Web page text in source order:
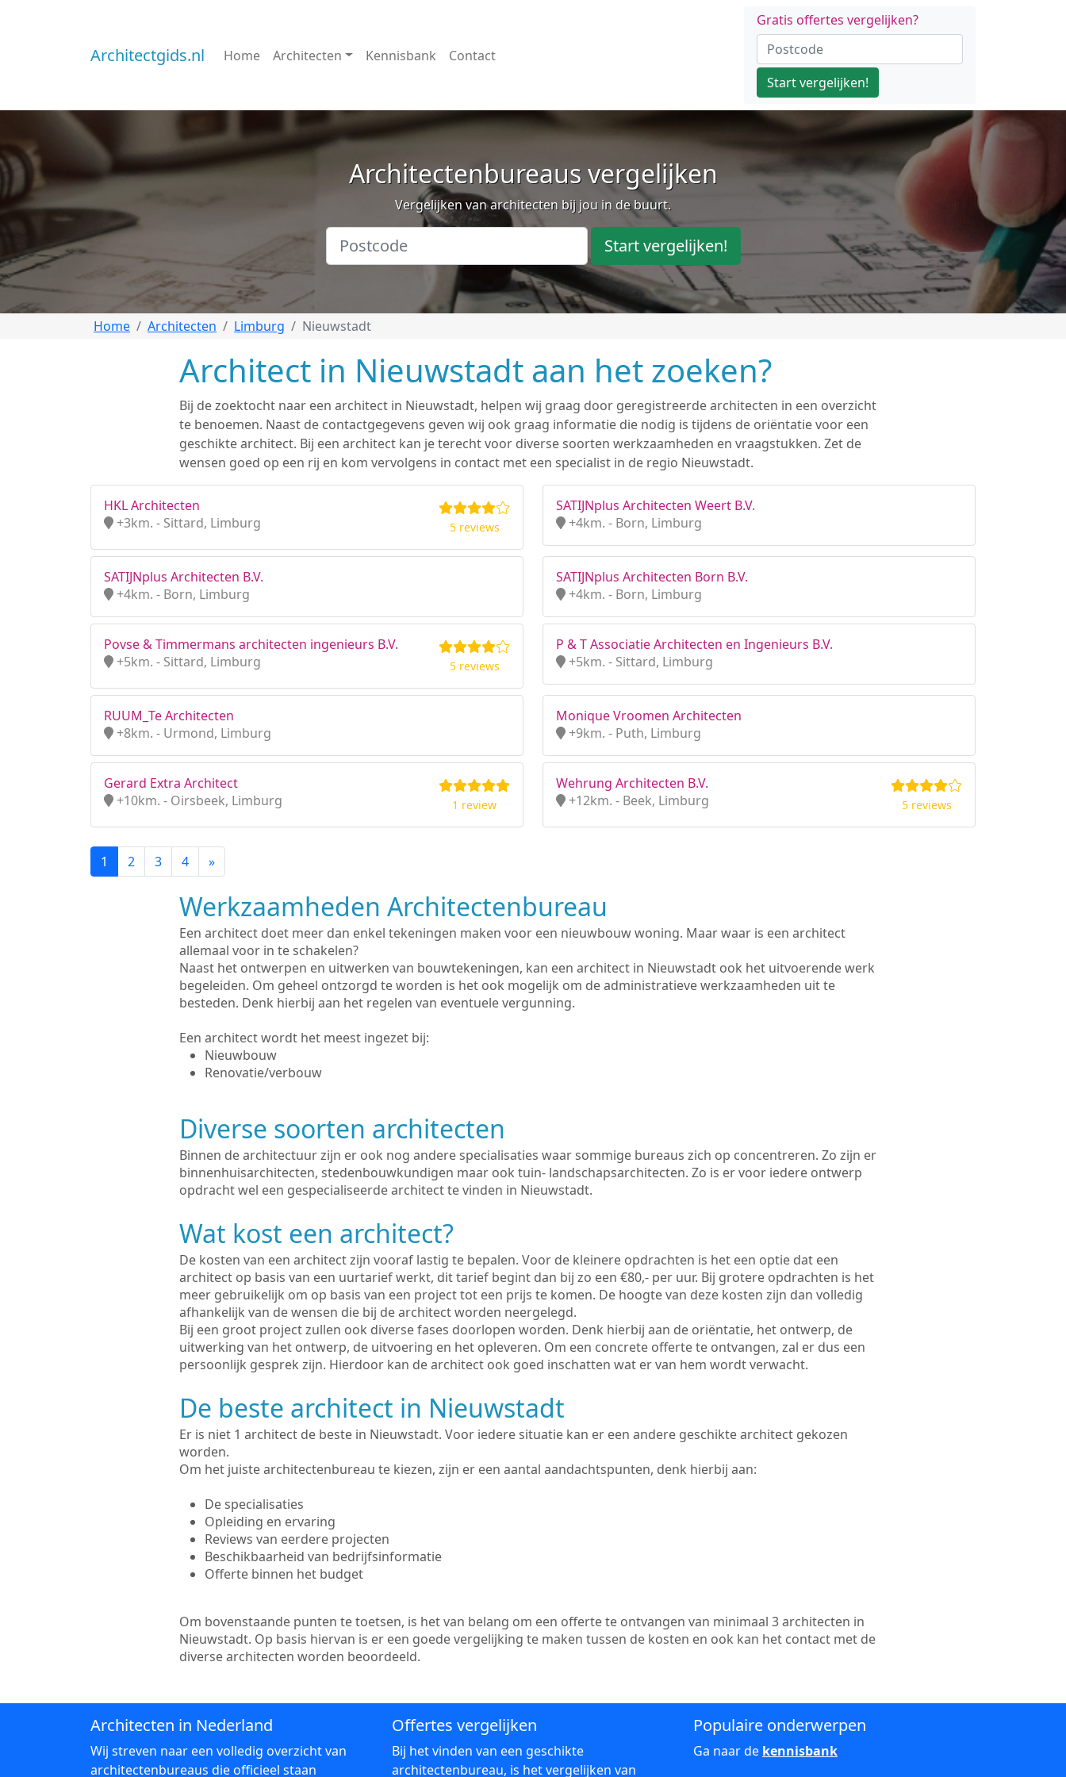
Architectgids.nl Home Architecten Kennisbank Contact
Gratis offertes vergelijken?
Start vergelijken!
Architectenbureaus vergelijken
Vergelijken van architecten bij jou in de buurt.
Start vergelijken!
Home Architecten Limburg Nieuwstadt
Architect in Nieuwstadt aan het zoeken?
Bij de zoektocht naar een architect in Nieuwstadt, helpen wij graag door geregistreerde architecten in een overzicht
te benoemen. Naast de contactgegevens geven wij ook graag informatie die nodig is tijdens de oriëntatie voor een
geschikte architect. Bij een architect kan je terecht voor diverse soorten werkzaamheden en vraagstukken. Zet de
wensen goed op een rij en kom vervolgens in contact met een specialist in de regio Nieuwstadt.
HKL Architecten
+3km. - Sittard, Limburg
5 reviews
SATIJNplus Architecten Weert B.V.
+4km. - Born, Limburg
SATIJNplus Architecten B.V.
+4km. - Born, Limburg
SATIJNplus Architecten Born B.V.
+4km. - Born, Limburg
Povse & Timmermans architecten ingenieurs B.V.
+5km. - Sittard, Limburg
5 reviews
P & T Associatie Architecten en Ingenieurs B.V.
+5km. - Sittard, Limburg
RUUM_Te Architecten
+8km. - Urmond, Limburg
Monique Vroomen Architecten
+9km. - Puth, Limburg
Gerard Extra Architect
+10km. - Oirsbeek, Limburg
1 review
Wehrung Architecten B.V.
+12km. - Beek, Limburg
5 reviews
1 2 3 4 »
Werkzaamheden Architectenbureau
Een architect doet meer dan enkel tekeningen maken voor een nieuwbouw woning. Maar waar is een architect
allemaal voor in te schakelen?
Naast het ontwerpen en uitwerken van bouwtekeningen, kan een architect in Nieuwstadt ook het uitvoerende werk
begeleiden. Om geheel ontzorgd te worden is het ook mogelijk om de administratieve werkzaamheden uit te
besteden. Denk hierbij aan het regelen van eventuele vergunning.
Een architect wordt het meest ingezet bij:
Nieuwbouw
Renovatie/verbouw
Diverse soorten architecten
Binnen de architectuur zijn er ook nog andere specialisaties waar sommige bureaus zich op concentreren. Zo zijn er
binnenhuisarchitecten, stedenbouwkundigen maar ook tuin- landschapsarchitecten. Zo is er voor iedere ontwerp
opdracht wel een gespecialiseerde architect te vinden in Nieuwstadt.
Wat kost een architect?
De kosten van een architect zijn vooraf lastig te bepalen. Voor de kleinere opdrachten is het een optie dat een
architect op basis van een uurtarief werkt, dit tarief begint dan bij zo een €80,- per uur. Bij grotere opdrachten is het
meer gebruikelijk om op basis van een project tot een prijs te komen. De hoogte van deze kosten zijn dan volledig
afhankelijk van de wensen die bij de architect worden neergelegd.
Bij een groot project zullen ook diverse fases doorlopen worden. Denk hierbij aan de oriëntatie, het ontwerp, de
uitwerking van het ontwerp, de uitvoering en het opleveren. Om een concrete offerte te ontvangen, zal er dus een
persoonlijk gesprek zijn. Hierdoor kan de architect ook goed inschatten wat er van hem wordt verwacht.
De beste architect in Nieuwstadt
Er is niet 1 architect de beste in Nieuwstadt. Voor iedere situatie kan er een andere geschikte architect gekozen
worden.
Om het juiste architectenbureau te kiezen, zijn er een aantal aandachtspunten, denk hierbij aan:
De specialisaties
Opleiding en ervaring
Reviews van eerdere projecten
Beschikbaarheid van bedrijfsinformatie
Offerte binnen het budget
Om bovenstaande punten te toetsen, is het van belang om een offerte te ontvangen van minimaal 3 architecten in
Nieuwstadt. Op basis hiervan is er een goede vergelijking te maken tussen de kosten en ook kan het contact met de
diverse architecten worden beoordeeld.
Architecten in Nederland
Wij streven naar een volledig overzicht van
architectenbureaus die officieel staan
Offertes vergelijken
Bij het vinden van een geschikte
architectenbureau, is het vergelijken van
Populaire onderwerpen
Ga naar de kennisbank